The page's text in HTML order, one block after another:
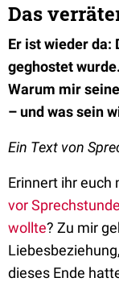
Das
Er ist wieder da:
geghostet
Warum mir
– und was sein
Ein Text von
Erinnert ihr euch
vor
wollte? Zu mir
dieses Ende